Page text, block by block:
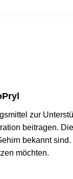
zur
beitragen.
bekannt
möchten.